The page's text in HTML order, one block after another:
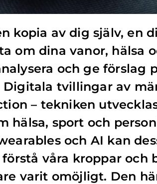
kopia av dig själv, en
om dina vanor, hälsa
och ge förslag
Digitala tvillingar av
– tekniken
hälsa, sport och
och AI kan
förstå våra kroppar och
varit omöjligt. Den